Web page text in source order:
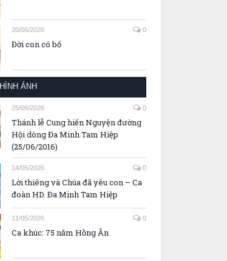
20/06/2026 0
Đời con có bố
HÌNH ẢNH
25/06/2026 0
Thánh lễ Cung hiến Nguyện đường
Hội dòng Đa Minh Tam Hiệp
(25/06/2016)
14/05/2026 0
Lời thiêng và Chúa đã yêu con – Ca
đoàn HD. Đa Minh Tam Hiệp
11/05/2026 0
Ca khúc: 75 năm Hồng Ân